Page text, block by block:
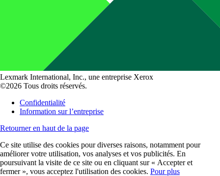
Lexmark International, Inc., une entreprise Xerox
©2026 Tous droits réservés.
Confidentialité
Information sur l’entreprise
Retourner en haut de la page
Ce site utilise des cookies pour diverses raisons, notamment pour
améliorer votre utilisation, vos analyses et vos publicités. En
poursuivant la visite de ce site ou en cliquant sur « Accepter et
fermer », vous acceptez l'utilisation des cookies. Pour plus